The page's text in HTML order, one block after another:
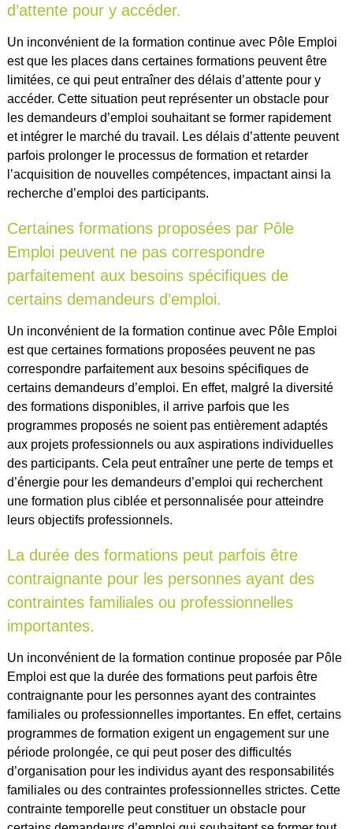
d’attente pour y accéder.
Un inconvénient de la formation continue avec Pôle Emploi
est que les places dans certaines formations peuvent être
limitées, ce qui peut entraîner des délais d’attente pour y
accéder. Cette situation peut représenter un obstacle pour
les demandeurs d’emploi souhaitant se former rapidement
et intégrer le marché du travail. Les délais d’attente peuvent
parfois prolonger le processus de formation et retarder
l’acquisition de nouvelles compétences, impactant ainsi la
recherche d’emploi des participants.
Certaines formations proposées par Pôle
Emploi peuvent ne pas correspondre
parfaitement aux besoins spécifiques de
certains demandeurs d’emploi.
Un inconvénient de la formation continue avec Pôle Emploi
est que certaines formations proposées peuvent ne pas
correspondre parfaitement aux besoins spécifiques de
certains demandeurs d’emploi. En effet, malgré la diversité
des formations disponibles, il arrive parfois que les
programmes proposés ne soient pas entièrement adaptés
aux projets professionnels ou aux aspirations individuelles
des participants. Cela peut entraîner une perte de temps et
d’énergie pour les demandeurs d’emploi qui recherchent
une formation plus ciblée et personnalisée pour atteindre
leurs objectifs professionnels.
La durée des formations peut parfois être
contraignante pour les personnes ayant des
contraintes familiales ou professionnelles
importantes.
Un inconvénient de la formation continue proposée par Pôle
Emploi est que la durée des formations peut parfois être
contraignante pour les personnes ayant des contraintes
familiales ou professionnelles importantes. En effet, certains
programmes de formation exigent un engagement sur une
période prolongée, ce qui peut poser des difficultés
d’organisation pour les individus ayant des responsabilités
familiales ou des contraintes professionnelles strictes. Cette
contrainte temporelle peut constituer un obstacle pour